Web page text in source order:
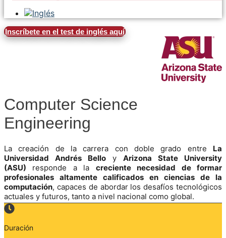
Inscríbete en el test de inglés aquí
Computer Science
Engineering
La creación de la carrera con doble grado entre La
Universidad Andrés Bello y Arizona State University
(ASU) responde a la creciente necesidad de formar
profesionales altamente calificados en ciencias de la
computación, capaces de abordar los desafíos tecnológicos
actuales y futuros, tanto a nivel nacional como global.
Duración